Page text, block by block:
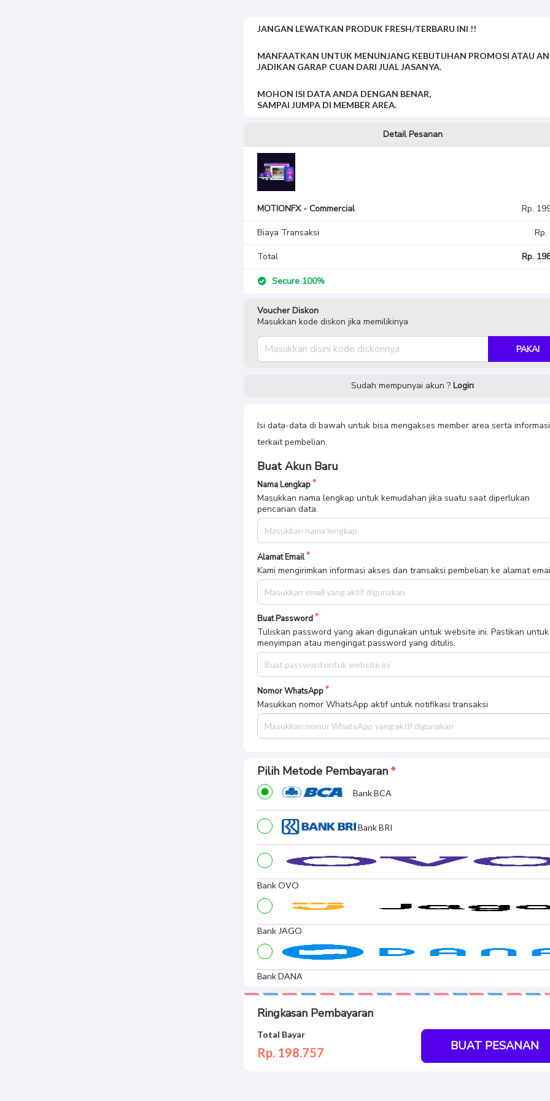
JANGAN LEWATKAN PRODUK FRESH/TERBARU INI !!
MANFAATKAN UNTUK MENUNJANG KEBUTUHAN PROMOSI ATAU
JADIKAN GARAP CUAN DARI JUAL JASANYA.
MOHON ISI DATA ANDA DENGAN BENAR,
SAMPAI JUMPA DI MEMBER AREA.
Detail Pesanan
MOTIONFX - Commercial Rp.
Biaya Transaksi
Total Rp.
Secure 100%
Voucher Diskon
Masukkan kode diskon jika memilikinya
PAKAI
Sudah mempunyai akun ? Login
Isi data-data di bawah untuk bisa mengakses member area serta informasi
terkait pembelian.
Buat Akun Baru
Nama Lengkap
Masukkan nama lengkap untuk kemudahan jika suatu saat diperlukan
pencarian data.
Alamat Email
Kami mengirimkan informasi akses dan transaksi pembelian ke alamat
Buat Password
Tuliskan password yang akan digunakan untuk website ini. Pastikan untuk
menyimpan atau mengingat password yang ditulis.
Nomor WhatsApp
Masukkan nomor WhatsApp aktif untuk notifikasi transaksi
Pilih Metode Pembayaran
Bank BCA
Bank BRI
Bank OVO
Bank JAGO
Bank DANA
Ringkasan Pembayaran
Total Bayar
Rp. 198.757 BUAT PESANAN